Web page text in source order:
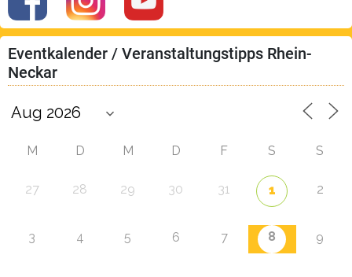
Eventkalender / Veranstaltungstipps Rhein-
Neckar
M D M D F S S
27 28 29 30 31 1 2
3 4 5 6 7 8 9